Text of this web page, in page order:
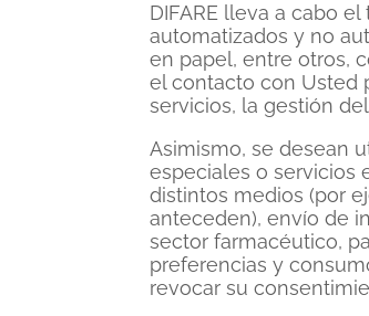
DIFARE lleva a cabo
automatizados y no
en papel, entre otros,
el contacto con Usted
servicios, la gestión
Asimismo, se desean
especiales o servicios
distintos medios (por
anteceden), envío de
sector farmacéutico,
preferencias y
revocar su